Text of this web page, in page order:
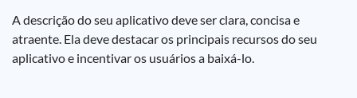
A descrição do seu aplicativo deve ser clara, concisa e
atraente. Ela deve destacar os principais recursos do seu
aplicativo e incentivar os usuários a baixá-lo.